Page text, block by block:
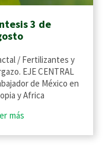
3 de
/ Fertilizantes y
EJE CENTRAL
de México en
y Africa
más